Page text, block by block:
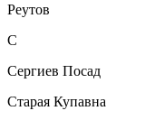
Реутов
С
Сергиев Посад
Старая Купавна